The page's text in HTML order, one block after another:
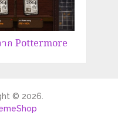
ก Pottermore
© 2026.